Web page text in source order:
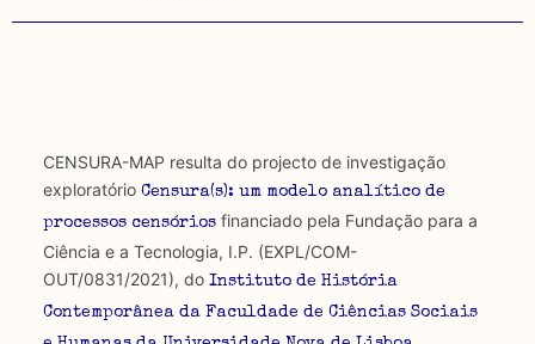
CENSURA-MAP resulta do projecto de investigação
exploratório Censura(s): um modelo analítico de
processos censóriosfinanciado pela Fundação para a
Ciência e a Tecnologia, I.P. (EXPL/COM-
OUT/0831/2021), do Instituto de História
Contemporânea da Faculdade de Ciências Sociais